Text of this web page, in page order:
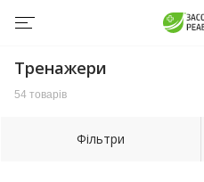
Тренажери
54 товарів
Фільтри